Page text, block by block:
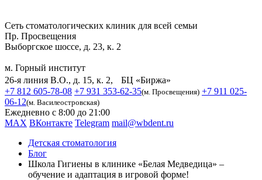
Сеть стоматологических клиник для всей семьи
Пр. Просвещения
Выборгское шоссе, д. 23, к. 2
м. Горный институт
26-я линия В.О., д. 15, к. 2, БЦ «Биржа»
+7 812 605-78-08 +7 931 353-62-35(м. Просвещения) +7 911 025-
06-12(м. Василеостровская)
Ежедневно с 8:00 до 21:00
MAX ВКонтакте Telegram mail@wbdent.ru
Детская стоматология
Блог
Школа Гигиены в клинике «Белая Медведица» –
обучение и адаптация в игровой форме!